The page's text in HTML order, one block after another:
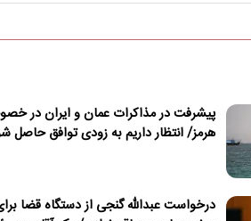
پیشرفت در مذاکرات عمان و ایران در
هرمز/ انتظار داریم به زودی توافق حاصل
درخواست عبدالله گنجی از دستگاه قضا